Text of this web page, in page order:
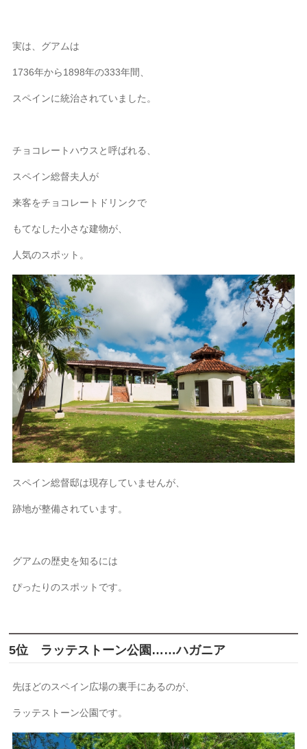
実は、グアムは
1736年から1898年の333年間、
スペインに統治されていました。
チョコレートハウスと呼ばれる、
スペイン総督夫人が
来客をチョコレートドリンクで
もてなした小さな建物が、
人気のスポット。
スペイン総督邸は現存していませんが、
跡地が整備されています。
グアムの歴史を知るには
ぴったりのスポットです。
5位 ラッテストーン公園……ハガニア
先ほどのスペイン広場の裏手にあるのが、
ラッテストーン公園です。